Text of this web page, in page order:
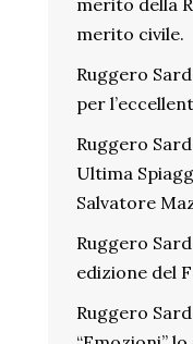
merito della
merito civile.
Ruggero
per
Ruggero
Ultima
Salvatore
Ruggero
edizione del
Ruggero